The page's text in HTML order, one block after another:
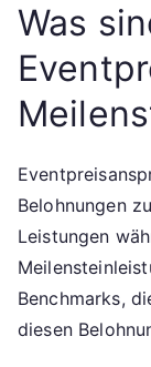
Was
Belohnungen
Leistungen
Benchmarks,
diesen